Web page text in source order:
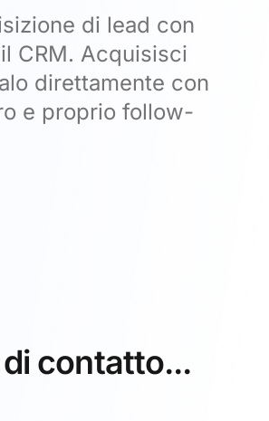
di lead con
CRM. Acquisisci
direttamente con
e proprio follow-
contatto...